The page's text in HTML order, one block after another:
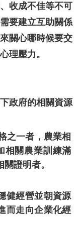
收成不佳等不可
要建立互助關係
關心哪時候要交
理壓力。
政府的相關資源
之一者，農業相
相關農業訓練滿
證明者。
健經營並朝資源
而走向企業化經